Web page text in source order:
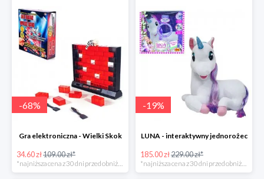
-68%
Gra elektroniczna - Wielki Skok
34.60 zł109.00 zł*
-19%
LUNA - interaktywny jednorożec
185.00 zł229.00 zł*